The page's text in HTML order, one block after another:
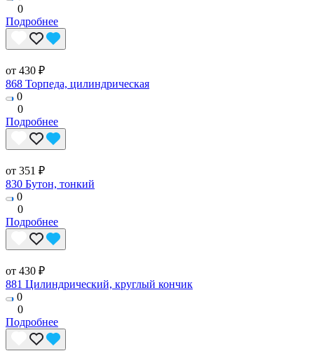
0
Подробнее
от 430 ₽
868 Торпеда, цилиндрическая
0
0
Подробнее
от 351 ₽
830 Бутон, тонкий
0
0
Подробнее
от 430 ₽
881 Цилиндрический, круглый кончик
0
0
Подробнее